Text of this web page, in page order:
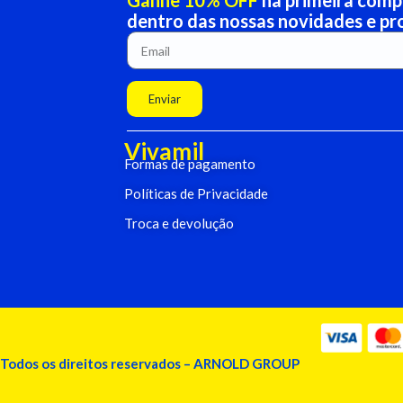
dentro das nossas novidades e
Enviar
Vivamil
Formas de pagamento
Políticas de Privacidade
Troca e devolução
Todos os direitos reservados – ARNOLD GROUP